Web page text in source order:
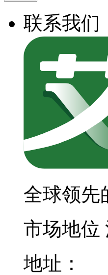
联系我们
全球领先
市场地位
地址：